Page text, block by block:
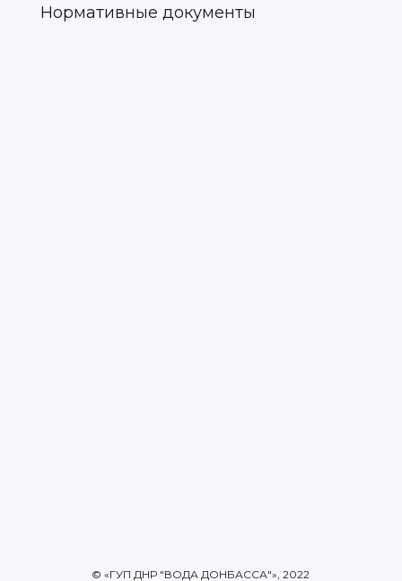
Нормативные документы
© «ГУП ДНР "ВОДА ДОНБАССА"», 2022